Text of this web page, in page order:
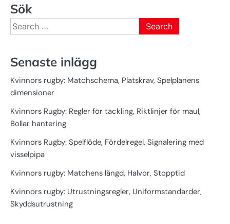
Sök
Search
for:
Senaste inlägg
Kvinnors rugby: Matchschema, Platskrav, Spelplanens
dimensioner
Kvinnors Rugby: Regler för tackling, Riktlinjer för maul,
Bollar hantering
Kvinnors Rugby: Spelflöde, Fördelregel, Signalering med
visselpipa
Kvinnors rugby: Matchens längd, Halvor, Stopptid
Kvinnors rugby: Utrustningsregler, Uniformstandarder,
Skyddsutrustning